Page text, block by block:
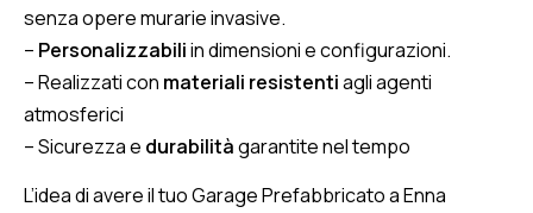
senza opere murarie invasive.
– Personalizzabiliin dimensioni e configurazioni.
– Realizzati con materiali resistentiagli agenti
atmosferici
– Sicurezza e durabilitàgarantite nel tempo
L’idea di avere il tuo Garage Prefabbricato a Enna